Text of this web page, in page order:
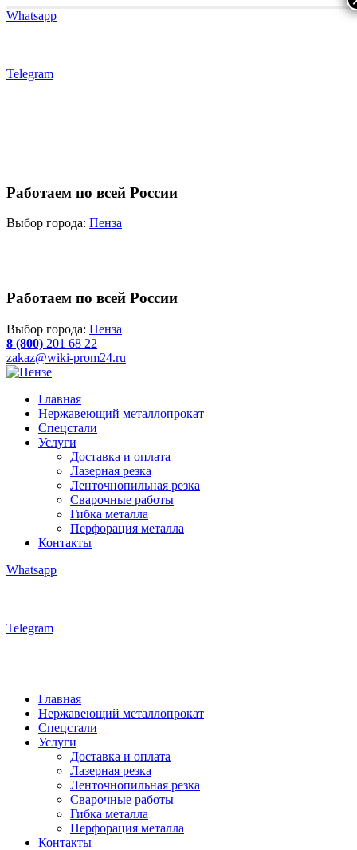
Whatsapp
Telegram
Работаем по всей России
Выбор города: Пенза
Работаем по всей России
Выбор города: Пенза
8 (800) 201 68 22
zakaz@wiki-prom24.ru
Главная
Нержавеющий металлопрокат
Спецстали
Услуги
Доставка и оплата
Лазерная резка
Ленточнопильная резка
Сварочные работы
Гибка металла
Перфорация металла
Контакты
Whatsapp
Telegram
Главная
Нержавеющий металлопрокат
Спецстали
Услуги
Доставка и оплата
Лазерная резка
Ленточнопильная резка
Сварочные работы
Гибка металла
Перфорация металла
Контакты